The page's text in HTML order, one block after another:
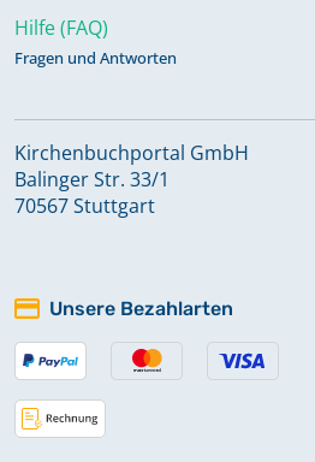
Hilfe (FAQ)
Fragen und Antworten
Kirchenbuchportal GmbH
Balinger Str. 33/1
70567 Stuttgart
Unsere Bezahlarten